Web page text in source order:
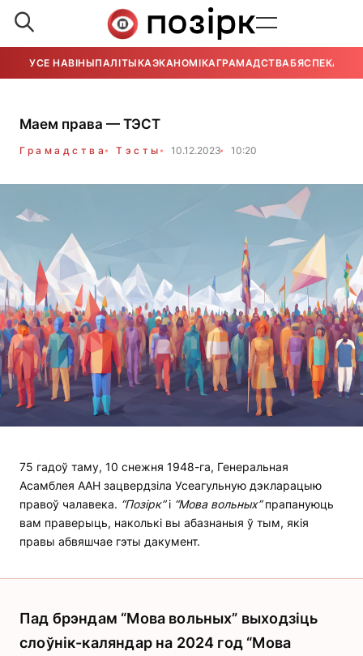
УСЕ НАВІНЫПАЛІТЫКАЭКАНОМІКАГРАМАДСТВАБЯСПЕКА
Маем права — ТЭСТ
Грамадства Тэсты 10.12.2023 10:20
75 гадоў таму, 10 снежня 1948-га, Генеральная
Асамблея ААН зацвердзіла Усеагульную дэкларацыю
правоў чалавека. “Позірк”і “Мова вольных”прапануюць
вам праверыць, наколькі вы абазнаныя ў тым, якія
правы абвяшчае гэты дакумент.
Пад брэндам “Мова вольных” выходзіць
слоўнік-каляндар на 2024 год “Мова